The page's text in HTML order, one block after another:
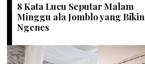
8 Kata Lucu Seputar Malam
Minggu ala Jomblo yang Bikin
Ngenes